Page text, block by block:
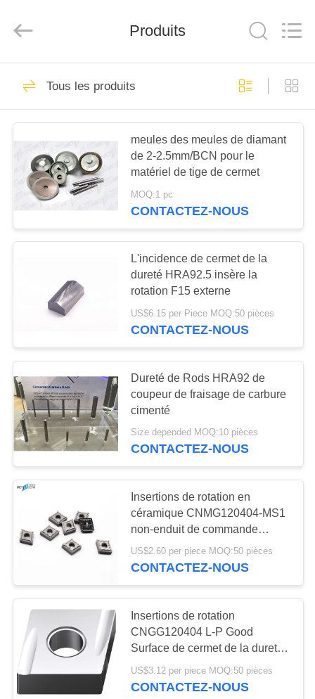
MAISON
PRODUITS
VIDÉO
PROPOS
NOUS
VISITE
DE
L'USINE
CATALOGUE
CONTACTER
DEMANDEZ
UN DEVIS
PLAN
Advanced
Materials
Rights
insertions de
rotation de cermet
272
Insertions de
rotation de carbure
166
Insertions de
fraisage de
commande
numérique par
ordinateur
Commande
numérique par
ordinateur cannelant
des insertions
Produits
Tous les produits
meules des meules de diamant
de 2-2.5mm/BCN pour le
matériel de tige de cermet
MOQ:1 pc
CONTACTEZ-NOUS
L'incidence de cermet de la
dureté HRA92.5 insère la
rotation F15 externe
US$6.15 per Piece MOQ:50 pièces
CONTACTEZ-NOUS
Dureté de Rods HRA92 de
coupeur de fraisage de carbure
cimenté
Size depended MOQ:10 pièces
CONTACTEZ-NOUS
Insertions de rotation en
céramique CNMG120404-MS1
non-enduit de commande
numérique par ordinateur de
cermet de TiCN
US$2.60 per piece MOQ:50 pièces
CONTACTEZ-NOUS
Insertions de rotation
CNGG120404 L-P Good
Surface de cermet de la dureté
HRA92.5
US$3.12 per piece MOQ:50 pièces
CONTACTEZ-NOUS